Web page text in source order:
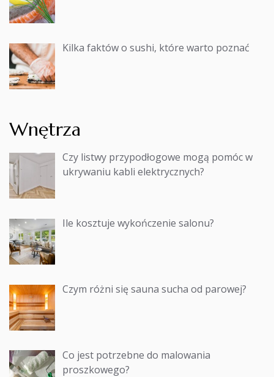
Kilka faktów o sushi, które warto poznać
Wnętrza
Czy listwy przypodłogowe mogą pomóc w
ukrywaniu kabli elektrycznych?
Ile kosztuje wykończenie salonu?
Czym różni się sauna sucha od parowej?
Co jest potrzebne do malowania
proszkowego?